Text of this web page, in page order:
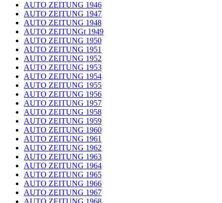
AUTO ZEITUNG 1946
AUTO ZEITUNG 1947
AUTO ZEITUNG 1948
AUTO ZEITUNGt 1949
AUTO ZEITUNG 1950
AUTO ZEITUNG 1951
AUTO ZEITUNG 1952
AUTO ZEITUNG 1953
AUTO ZEITUNG 1954
AUTO ZEITUNG 1955
AUTO ZEITUNG 1956
AUTO ZEITUNG 1957
AUTO ZEITUNG 1958
AUTO ZEITUNG 1959
AUTO ZEITUNG 1960
AUTO ZEITUNG 1961
AUTO ZEITUNG 1962
AUTO ZEITUNG 1963
AUTO ZEITUNG 1964
AUTO ZEITUNG 1965
AUTO ZEITUNG 1966
AUTO ZEITUNG 1967
AUTO ZEITUNG 1968